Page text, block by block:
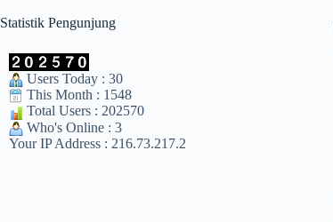
Statistik Pengunjung
Users Today : 30
This Month : 1548
Total Users : 202570
Who's Online : 3
Your IP Address : 216.73.217.2